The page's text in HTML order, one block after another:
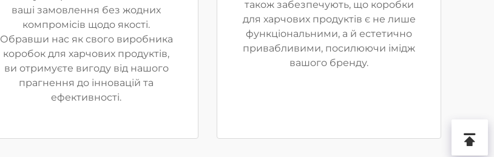
ваші замовлення без жодних
компромісів щодо якості.
Обравши нас як свого виробника
коробок для харчових продуктів,
ви отримуєте вигоду від нашого
прагнення до інновацій та
ефективності.
також забезпечують, що коробки
для харчових продуктів є не лише
функціональними, а й естетично
привабливими, посилюючи імідж
вашого бренду.